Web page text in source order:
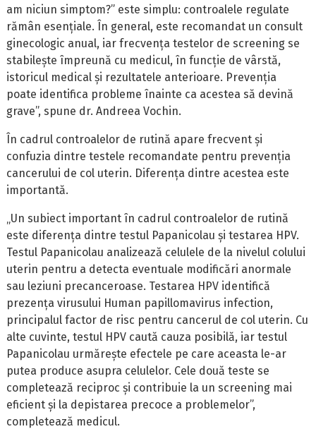
am niciun simptom?” este simplu: controalele regulate
rămân esențiale. În general, este recomandat un consult
ginecologic anual, iar frecvența testelor de screening se
stabilește împreună cu medicul, în funcție de vârstă,
istoricul medical și rezultatele anterioare. Prevenția
poate identifica probleme înainte ca acestea să devină
grave”, spune dr. Andreea Vochin.
În cadrul controalelor de rutină apare frecvent și
confuzia dintre testele recomandate pentru prevenția
cancerului de col uterin. Diferența dintre acestea este
importantă.
„Un subiect important în cadrul controalelor de rutină
este diferența dintre testul Papanicolau și testarea HPV.
Testul Papanicolau analizează celulele de la nivelul colului
uterin pentru a detecta eventuale modificări anormale
sau leziuni precanceroase. Testarea HPV identifică
prezența virusului Human papillomavirus infection,
principalul factor de risc pentru cancerul de col uterin. Cu
alte cuvinte, testul HPV caută cauza posibilă, iar testul
Papanicolau urmărește efectele pe care aceasta le-ar
putea produce asupra celulelor. Cele două teste se
completează reciproc și contribuie la un screening mai
eficient și la depistarea precoce a problemelor”,
completează medicul.